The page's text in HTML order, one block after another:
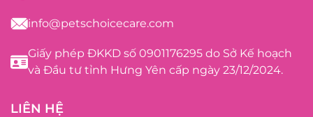
info@petschoicecare.com
Giấy phép ĐKKD số 0901176295 do Sở Kế hoạch
và Đầu tư tỉnh Hưng Yên cấp ngày 23/12/2024.
LIÊN HỆ